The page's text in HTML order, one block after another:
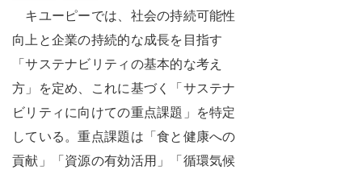
キユーピーでは、社会の持続可能性
向上と企業の持続的な成長を目指す
「サステナビリティの基本的な考え
方」を定め、これに基づく「サステナ
ビリティに向けての重点課題」を特定
している。重点課題は「食と健康への
貢献」「資源の有効活用」「循環気候